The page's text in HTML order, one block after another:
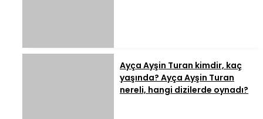
Ayça Ayşin Turan kimdir, kaç
yaşında? Ayça Ayşin Turan
nereli, hangi dizilerde oynadı?